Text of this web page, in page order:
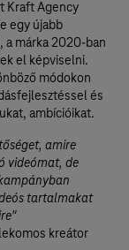
Kraft Agency
egy újabb
a márka 2020-ban
el képviselni.
módokon
és
ambícióikat.
amire
videómat, de
tartalmakat
kreátor